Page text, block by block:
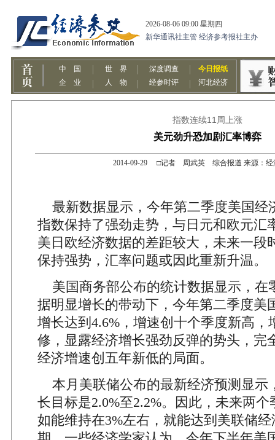
指数连续11周上涨
美元劲升恐加剧汇率博弈
2014-09-29 □记者 周武英 综合报道 来源：经
最新数据显示，今年第二季度美国经
指数保持了强劲走势，与日元和欧元汇
美日欧经济数据的差距较大，未来一段
保持强势，汇率问题或因此重新升温。
美国商务部公布的统计数据显示，在
据明显增长的带动下，今年第二季度美
增长达到4.6%，增速创十个季度新高，
修，显露经济增长强劲反弹的势头，完
经济增速创五年新低的局面。
本月美联储公布的最新经济预测显示
长目标是2.0%至2.2%。因此，未来两
如能维持在3%左右，就能达到美联储